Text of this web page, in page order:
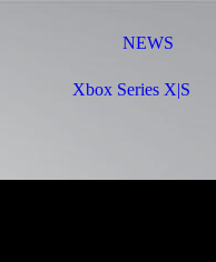
NEWS
Xbox Series X|S